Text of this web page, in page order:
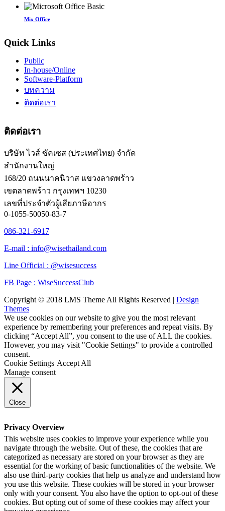
Mix Office
Quick Links
Public
In-house/Online
Software-Platform
บทความ
ติดต่อเรา
ติดต่อเรา
บริษัท ไวส์ ซัคเซส (ประเทศไทย) จำกัด
สำนักงานใหญ่
168/20 ถนนนาคนิวาส แขวงลาดพร้าว
เขตลาดพร้าว กรุงเทพฯ 10230
เลขที่ประจำตัวผู้เสียภาษีอากร
0-1055-50050-83-7
086-321-6917
E-mail : info@wisethailand.com
Line Official : @wisesuccess
FB Page : WiseSuccessClub
Copyright © 2018 LMS Theme All Rights Reserved | Design
Themes
We use cookies on our website to give you the most relevant
experience by remembering your preferences and repeat visits. By
clicking “Accept All”, you consent to the use of ALL the cookies.
However, you may visit "Cookie Settings" to provide a controlled
consent.
Cookie Settings Accept All
Manage consent
Close
Privacy Overview
This website uses cookies to improve your experience while you
navigate through the website. Out of these, the cookies that are
categorized as necessary are stored on your browser as they are
essential for the working of basic functionalities of the website. We
also use third-party cookies that help us analyze and understand how
you use this website. These cookies will be stored in your browser
only with your consent. You also have the option to opt-out of these
cookies. But opting out of some of these cookies may affect your